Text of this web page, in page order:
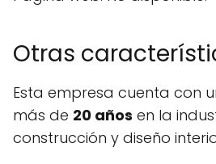
Otras
Esta empresa cuenta con
más de 20 años en la
construcción y diseño